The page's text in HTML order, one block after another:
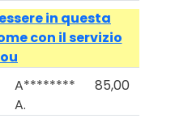
in questa
con il servizio
A********
A.
85,00